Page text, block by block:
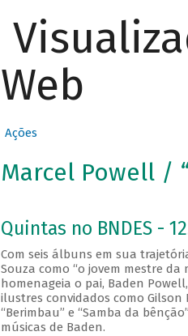
Web
Ações
Marcel Powell /
Quintas no BNDES -
Com seis álbuns em sua
Souza como “o jovem mestre
homenageia o pai, Baden
ilustres convidados como Gilson
“Berimbau” e “Samba da
músicas de Baden.